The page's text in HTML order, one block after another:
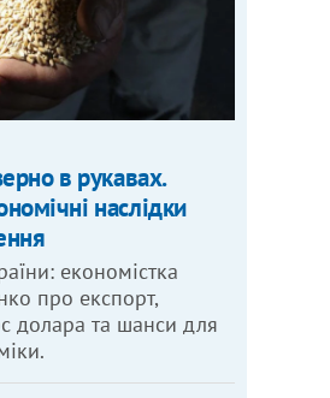
в рукавах.
наслідки
економістка
про експорт,
долара та шанси для